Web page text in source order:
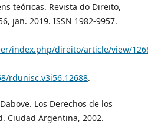
teóricas. Revista do Direito,
jan. 2019. ISSN 1982-9957.
index.php/direito/article/view/
rdunisc.v3i56.12688.
Los Derechos de los
Ciudad Argentina, 2002.